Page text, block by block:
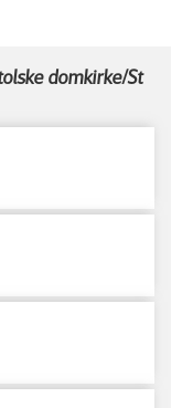
domkirke/St